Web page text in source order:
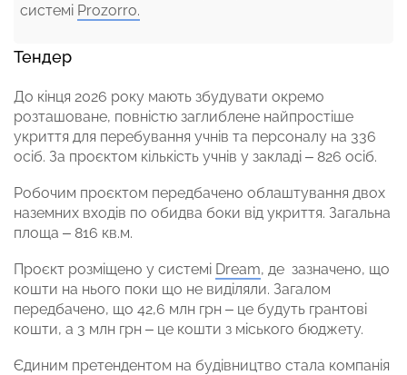
системі Prozorro.
Тендер
До кінця 2026 року мають збудувати окремо
розташоване, повністю заглиблене найпростіше
укриття для перебування учнів та персоналу на 336
осіб. За проєктом кількість учнів у закладі – 826 осіб.
Робочим проєктом передбачено облаштування двох
наземних входів по обидва боки від укриття. Загальна
площа – 816 кв.м.
Проєкт розміщено у системі Dream, де зазначено, що
кошти на нього поки що не виділяли. Загалом
передбачено, що 42,6 млн грн – це будуть грантові
кошти, а 3 млн грн – це кошти з міського бюджету.
Єдиним претендентом на будівництво стала компанія